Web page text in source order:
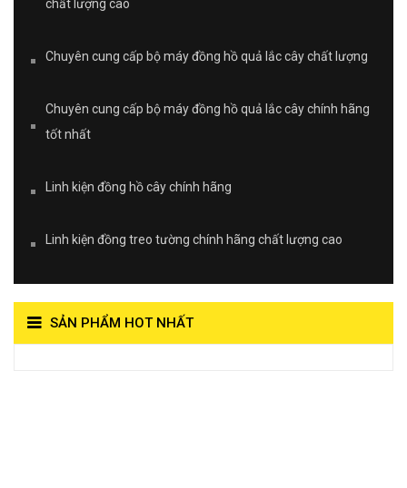
chất lượng cao
Chuyên cung cấp bộ máy đồng hồ quả lắc cây chất lượng
Chuyên cung cấp bộ máy đồng hồ quả lắc cây chính hãng
tốt nhất
Linh kiện đồng hồ cây chính hãng
Linh kiện đồng treo tường chính hãng chất lượng cao
SẢN PHẨM HOT NHẤT